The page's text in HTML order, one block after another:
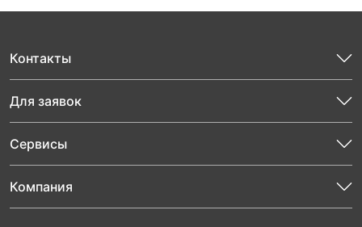
Контакты
Для заявок
Сервисы
Компания